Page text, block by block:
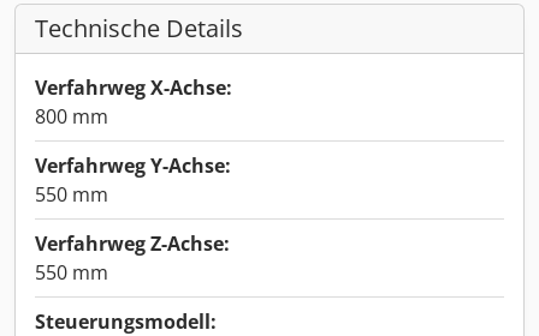
Technische Details
Verfahrweg X-Achse:
800 mm
Verfahrweg Y-Achse:
550 mm
Verfahrweg Z-Achse:
550 mm
Steuerungsmodell: